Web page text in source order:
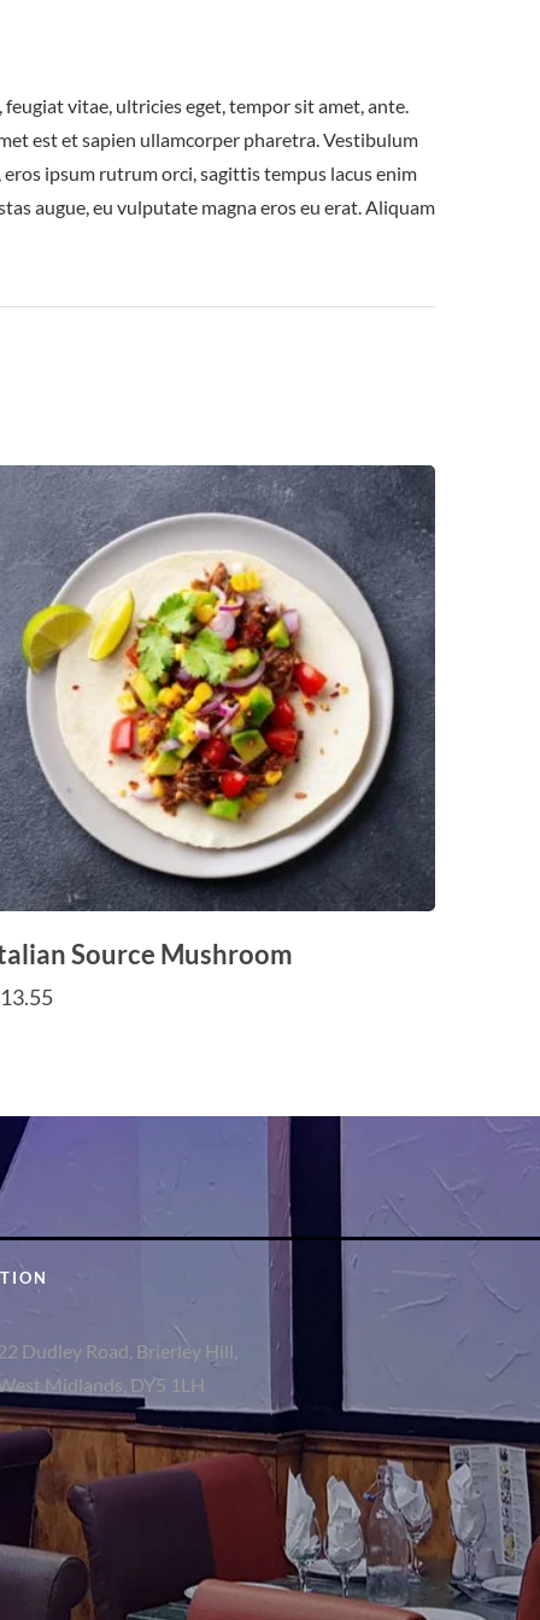
vitae, ultricies eget, tempor sit amet, ante.
est et sapien ullamcorper pharetra. Vestibulum
ipsum rutrum orci, sagittis tempus lacus enim
augue, eu vulputate magna eros eu erat. Aliquam
Source Mushroom
13.55
Dudley Road, Brierley Hill,
Midlands, DY5 1LH